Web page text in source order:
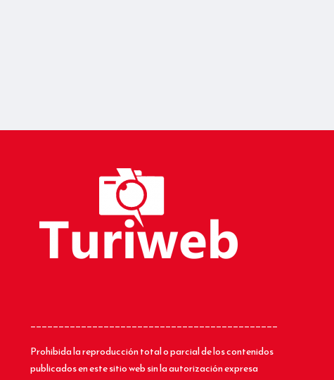
____________________________________________
Prohibida la reproducción total o parcial de los contenidos
publicados en este sitio web sin la autorización expresa